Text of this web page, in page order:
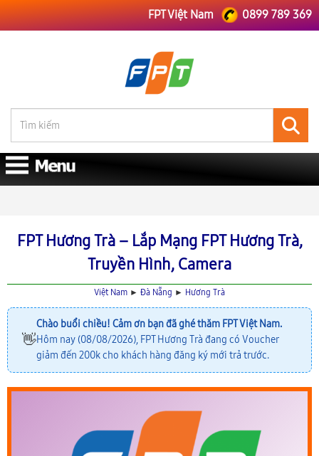
FPT Việt Nam 0899 789 369
FPT Hương Trà – Lắp Mạng FPT Hương Trà,
Truyền Hình, Camera
Việt Nam ► Đà Nẵng ► Hương Trà
👋
Chào buổi chiều! Cảm ơn bạn đã ghé thăm FPT Việt Nam.
Hôm nay (08/08/2026), FPT Hương Trà đang có Voucher
giảm đến 200k cho khách hàng đăng ký mới trả trước.